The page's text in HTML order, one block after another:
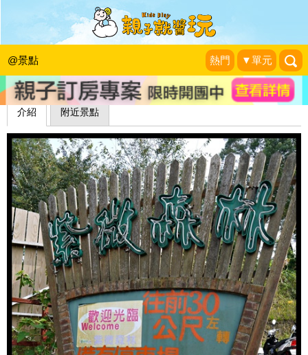
@景點 熱門 ▼單元
紫微森林(已歇業)
1＋1＝3 玩學樂生活
介紹 附近景點